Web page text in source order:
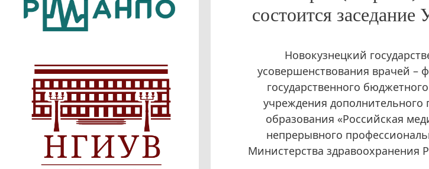
состоится заседание
Новокузнецкий
усовершенствования врачей –
государственного
учреждения дополнительного
образования «Российская
непрерывного
Министерства здравоохранения